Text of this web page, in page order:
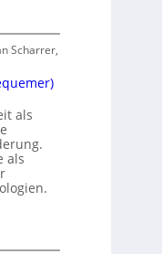
Scharrer,
als
als